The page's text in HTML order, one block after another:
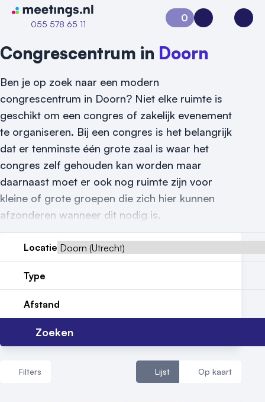
Naar home van Meetings
055 578 65 11
Vraag locatie aan
Locatiegids
Meld locatie aan
Nieuws
Reviews (5⭐️)
Contact
0
Aanvraag 0Inloggen
Congrescentrum in Doorn
Ben je op zoek naar een modern
congrescentrum in Doorn? Niet elke ruimte is
geschikt om een congres of zakelijk evenement
te organiseren. Bij een congres is het belangrijk
dat er tenminste één grote zaal is waar het
congres zelf gehouden kan worden maar
daarnaast moet er ook nog ruimte zijn voor
kleine of grote groepen die zich hier kunnen
afzonderen wanneer dit nodig is.
Locatie
Type
Afstand
Zoeken
Filters Lijst Op kaart